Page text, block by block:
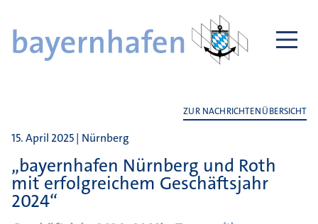
ZUR NACHRICHTENÜBERSICHT
15. April 2025 | Nürnberg
„bayernhafen Nürnberg und Roth
mit erfolgreichem Geschäftsjahr
2024“